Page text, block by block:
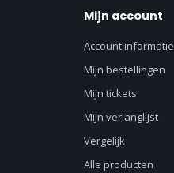
Mijn account
Account informatie
Mijn bestellingen
Mijn tickets
Mijn verlanglijst
Vergelijk
Alle producten